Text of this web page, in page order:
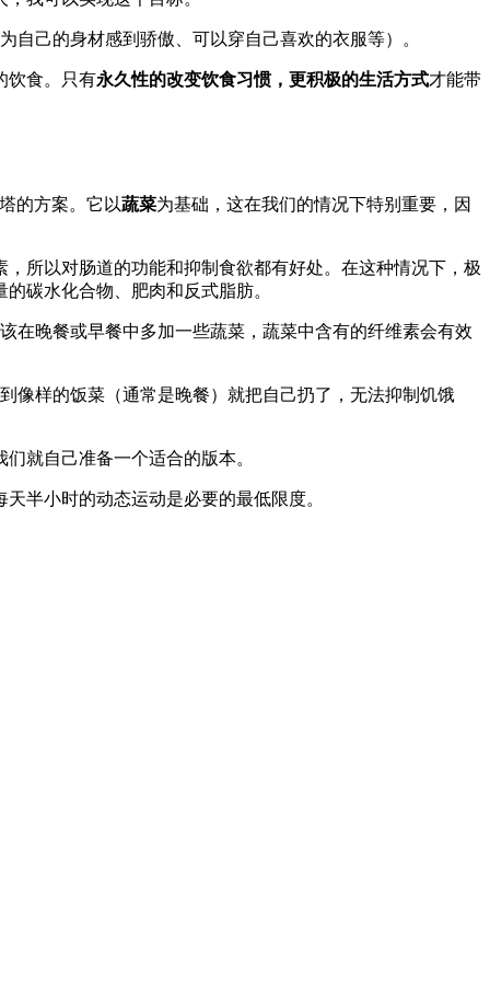
自己的身材感到骄傲、可以穿自己喜欢的衣服等）。
饮食。只有永久性的改变饮食习惯，更积极的生活方式才能带
的方案。它以蔬菜为基础，这在我们的情况下特别重要，因
所以对肠道的功能和抑制食欲都有好处。在这种情况下，极
碳水化合物、肥肉和反式脂肪。
在晚餐或早餐中多加一些蔬菜，蔬菜中含有的纤维素会有效
像样的饭菜（通常是晚餐）就把自己扔了，无法抑制饥饿
就自己准备一个适合的版本。
半小时的动态运动是必要的最低限度。